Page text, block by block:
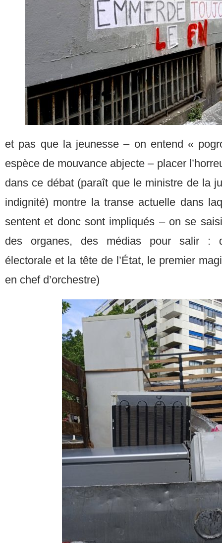
et pas que la jeunesse – on entend «
espèce de mouvance abjecte – placer
dans ce débat (paraît que le ministre de la
indignité) montre la transe actuelle dans
sentent et donc sont impliqués – on se
des organes, des médias pour salir :
électorale et la tête de l’État, le premier
en chef d’orchestre)